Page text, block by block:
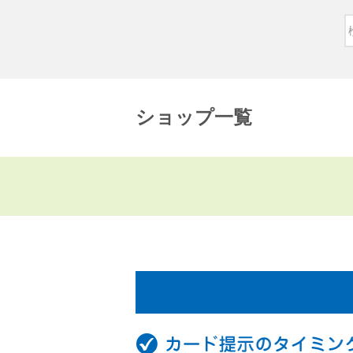
ショップ一覧